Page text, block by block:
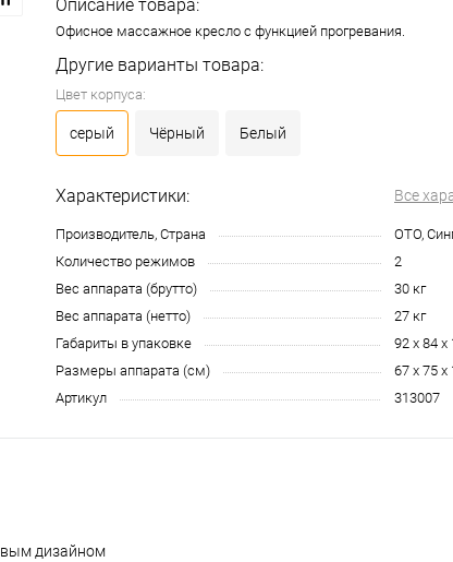
Описание товара:
Офисное массажное кресло с функцией прогревания.
Другие варианты товара:
Цвет корпуса:
серый Чёрный Белый
Характеристики: Все
Производитель, Страна
OTO,
Количество режимов
2
Вес аппарата (брутто)
30 кг
Вес аппарата (нетто)
27 кг
Габариты в упаковке
92 х 84
Размеры аппарата (см)
67 х 75 х
Артикул
313007
дизайном